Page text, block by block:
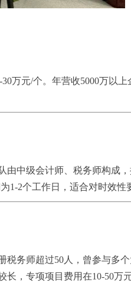
万元/个。年营收5000万以
中级会计师、税务师构成
1-2个工作日，适合对时效性
务师超过50人，曾参与多
，专项项目费用在10-50万元